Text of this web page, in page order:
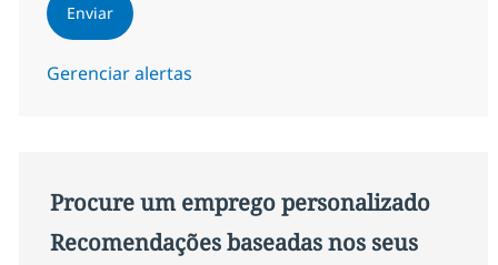
Enviar
Gerenciar alertas
Procure um emprego personalizado
Recomendações baseadas nos seus